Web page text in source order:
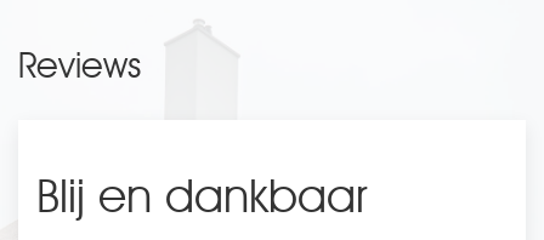
Reviews
Blij en dankbaar